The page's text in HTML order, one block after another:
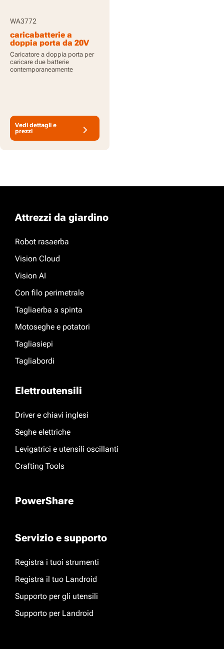
WA3772
caricabatterie a
doppia porta da 20V
2A
Caricatore a doppia porta per
caricare due batterie
contemporaneamente
Vedi dettagli e
prezzi
Attrezzi da giardino
Robot rasaerba
Vision Cloud
Vision AI
Con filo perimetrale
Tagliaerba a spinta
Motoseghe e potatori
Tagliasiepi
Tagliabordi
Elettroutensili
Driver e chiavi inglesi
Seghe elettriche
Levigatrici e utensili oscillanti
Crafting Tools
PowerShare
Servizio e supporto
Registra i tuoi strumenti
Registra il tuo Landroid
Supporto per gli utensili
Supporto per Landroid